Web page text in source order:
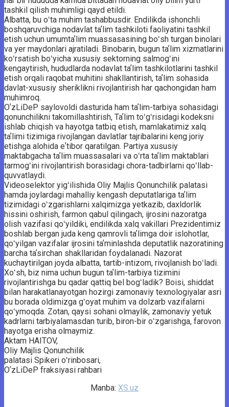
tashkil qilish muhimligi qayd etildi.
Albatta, bu oʻta muhim tashabbusdir. Endilikda ishonchli
boshqaruvchiga nodavlat taʼlim tashkiloti faoliyatini tashkil
etish uchun umumtaʼlim muassasasining boʻsh turgan binolari
va yer maydonlari ajratiladi. Binobarin, bugun taʼlim xizmatlarini
koʻrsatish boʻyicha xususiy sektorning salmogʻini
kengaytirish, hududlarda nodavlat taʼlim tashkilotlarini tashkil
etish orqali raqobat muhitini shakllantirish, taʼlim sohasida
davlat-xususiy sheriklikni rivojlantirish har qachongidan ham
muhimroq.
OʼzLiDeP saylovoldi dasturida ham taʼlim-tarbiya sohasidagi
qonunchilikni takomillashtirish, Taʼlim toʻgʻrisidagi kodeksni
ishlab chiqish va hayotga tatbiq etish, mamlakatimiz xalq
taʼlimi tizimiga rivojlangan davlatlar tajribalarini keng joriy
etishga alohida eʼtibor qaratilgan. Partiya xususiy
maktabgacha taʼlim muassasalari va oʻrta taʼlim maktablari
tarmogʻini rivojlantirish borasidagi chora-tadbirlarni qoʻllab-
quvvatlaydi.
Videoselektor yigʻilishida Oliy Majlis Qonunchilik palatasi
hamda joylardagi mahalliy kengash deputatlariga taʼlim
tizimidagi oʻzgarishlarni xalqimizga yetkazib, daxldorlik
hissini oshirish, farmon qabul qilingach, ijrosini nazoratga
olish vazifasi qoʻyildiki, endilikda xalq vakillari Prezidentimiz
boshlab bergan juda keng qamrovli taʼlimga doir islohotlar,
qoʻyilgan vazifalar ijrosini taʼminlashda deputatlik nazoratining
barcha taʼsirchan shakllaridan foydalanadi. Nazorat
kuchaytirilgan joyda albatta, tartib-intizom, rivojlanish boʻladi.
Xoʻsh, biz nima uchun bugun taʼlim-tarbiya tizimini
rivojlantirishga bu qadar qattiq bel bogʻladik? Boisi, shiddat
bilan harakatlanayotgan hozirgi zamonaviy texnologiyalar asri
bu borada oldimizga gʻoyat muhim va dolzarb vazifalarni
qoʻymoqda. Zotan, qaysi sohani olmaylik, zamonaviy yetuk
kadrlarni tarbiyalamasdan turib, biron-bir oʻzgarishga, farovon
hayotga erisha olmaymiz.
Aktam HAITOV,
Oliy Majlis Qonunchilik
palatasi Spikeri oʻrinbosari,
OʼzLiDeP fraksiyasi rahbari
Manba: XS.uz